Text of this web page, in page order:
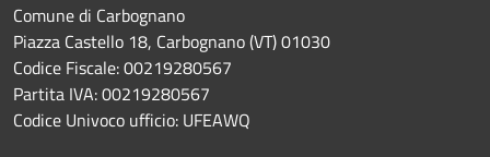
Comune di Carbognano
Piazza Castello 18, Carbognano (VT) 01030
Codice Fiscale: 00219280567
Partita IVA: 00219280567
Codice Univoco ufficio: UFEAWQ